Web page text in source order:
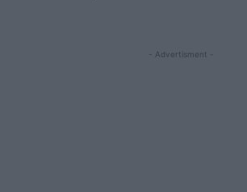
- Advertisment -